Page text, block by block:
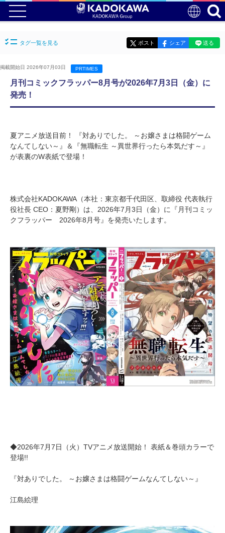
タグ一覧を見る ポスト シェア 送る
掲載開始日 2026年07月03日 PRTIMES
月刊コミックフラッパー8月号が2026年7月3日（金）に
発売！
夏アニメ放送目前！ 『対ありでした。 ～お嬢さまは格闘ゲーム
なんてしない～』＆『無職転生 ～異世界行ったら本気だす～』
が表裏のW表紙で登場！
株式会社KADOKAWA（本社：東京都千代田区、取締役 代表執行
役社長 CEO：夏野剛）は、2026年7月3日（金）に『月刊コミッ
クフラッパー 2026年8月号』を発売いたします。
◆2026年7月7日（火）TVアニメ放送開始！ 表紙＆巻頭カラーで
登場!!
『対ありでした。 ～お嬢さまは格闘ゲームなんてしない～』
江島絵理